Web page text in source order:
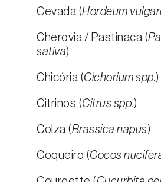
Cevada (Hordeum
Cherovia / Pastinaca (
sativa)
Chicória (Cichorium spp.)
Citrinos (Citrus spp.)
Colza (Brassica napus)
Coqueiro (Cocos